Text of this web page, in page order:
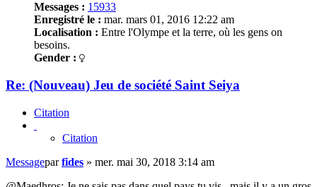
Messages : 15933
Enregistré le : mar. mars 01, 2016 12:22 am
Localisation : Entre l'Olympe et la terre, où les gens on
besoins.
Gender :
Re: (Nouveau) Jeu de société Saint Seiya
Citation
Citation
Messageparfides » mer. mai 30, 2018 3:14 am